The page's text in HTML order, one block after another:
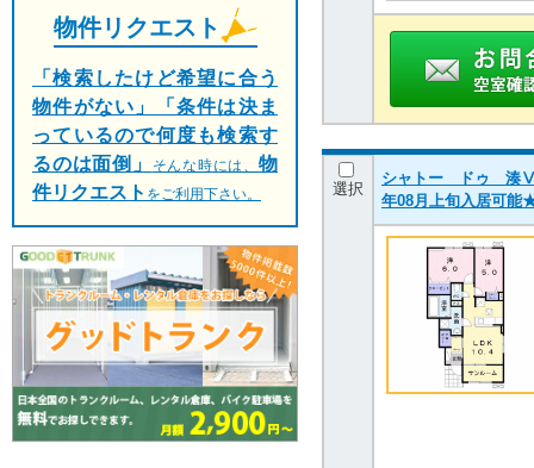
選択
シャトー ドゥ 湊Ⅴ
年08月上旬入居可能
物件リクエスト
「検索したけど希望に合う
物件がない」「条件は決ま
っているので何度も検索す
るのは面倒」
そんな時には、物
件リクエスト をご利用下さい。